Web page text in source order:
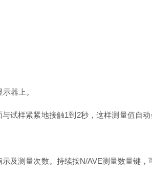
器上。
试样紧紧地接触1到2秒，这样测量值自
及测量次数。持续按N/AVE测量数量键